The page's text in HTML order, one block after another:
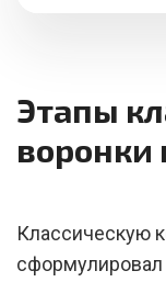
Этапы
Классическую